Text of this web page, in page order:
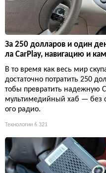
За 250 долларов и один
ла CarPlay, навигацию и
В то время как весь мир
достаточно потратить 250
тобы превратить надежную
мультимедийный хаб — без
ого радио.
Технологии 6 321